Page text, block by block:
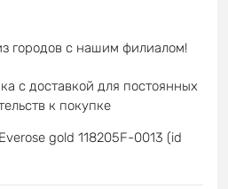
городов с нашим филиалом!
с доставкой для постоянных
к покупке
gold 118205F-0013 (id